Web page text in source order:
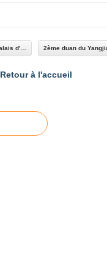
Retour à l'accueil